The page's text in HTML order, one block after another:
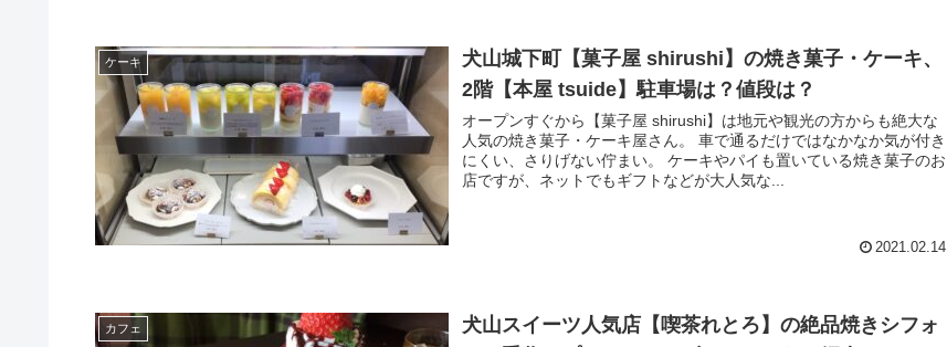
ケーキ
犬山城下町【菓子屋 shirushi】の焼き菓子・ケーキ、
2階【本屋 tsuide】駐車場は？値段は？
オープンすぐから【菓子屋 shirushi】は地元や観光の方からも絶大な
人気の焼き菓子・ケーキ屋さん。 車で通るだけではなかなか気が付き
にくい、さりげない佇まい。 ケーキやパイも置いている焼き菓子のお
店ですが、ネットでもギフトなどが大人気な...
2021.02.14
カフェ
犬山スイーツ人気店【喫茶れとろ】の絶品焼きシフォ